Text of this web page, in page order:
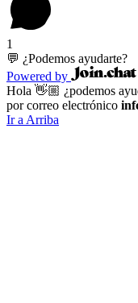
1
💬 ¿Podemos ayudarte?
Powered by
Hola 👋🏼 ¿podemos
por correo electrónico
Ir a Arriba